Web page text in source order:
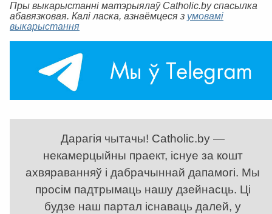
Пры выкарыстанні матэрыялаў Catholic.by спасылка
абавязковая. Калі ласка, азнаёмцеся з умовамі
выкарыстання
Дарагія чытачы! Catholic.by —
некамерцыйны праект, існуе за кошт
ахвяраванняў і дабрачыннай дапамогі. Мы
просім падтрымаць нашу дзейнасць. Ці
будзе наш партал існаваць далей, у